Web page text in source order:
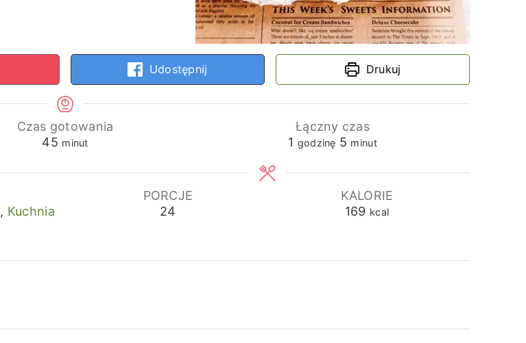
Udostępnij Drukuj
Czas gotowania
45minuty
minut
Łączny czas
1 godzina
godzinę 5 minuty
minut
, Kuchnia
PORCJE
24
KALORIE
169 kcal